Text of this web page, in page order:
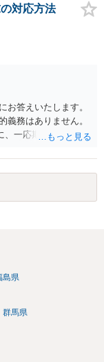
対応方法
お答えいたします。
義務はありません。
、一応期限を守って
「弁護士に相談して
の連絡を入れておく
破棄の慰謝料請求
繋がりがないわけで
が生じるという可
重婚は認められてい
ると、成立しない
どです。 清算条項
後一切請求しな
はあくまでも一般論
案かと存じますの
島県
群馬県